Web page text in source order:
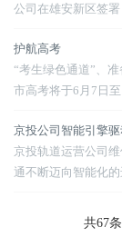
公司在雄安新区签
护航高考
“考生绿色通道”、
市高考将于6月7日
京投公司智能引擎
京投轨道运营公司维修调度中
通不断迈向智能化
共67